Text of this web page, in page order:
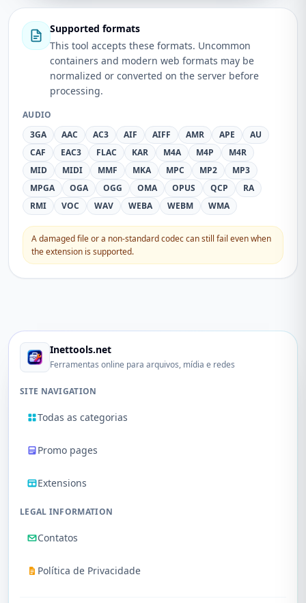
Supported formats
This tool accepts these formats. Uncommon
containers and modern web formats may be
normalized or converted on the server before
processing.
AUDIO
3GA
AAC AC3 AIF AIFF AMR APE
AU
CAF
EAC3 FLAC KAR M4A M4P
M4R
MID
MIDI MMF MKA MPC MP2
MP3
MPGA
OGA OGG OMA OPUS QCP
RA
RMI
VOC WAV WEBA WEBM WMA
A damaged file or a non-standard codec can still fail even when
the extension is supported.
Inettools.net
Ferramentas online para arquivos, mídia e redes
SITE NAVIGATION
Todas as categorias
Promo pages
Extensions
LEGAL INFORMATION
Contatos
Política de Privacidade